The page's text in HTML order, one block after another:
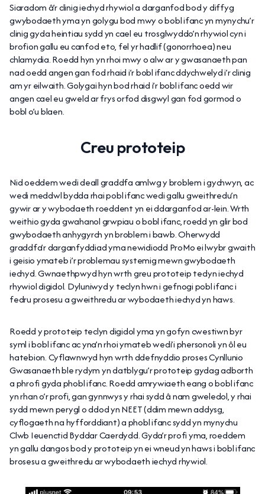
Siaradom â’r clinig iechyd rhywiol a darganfod bod y diffyg
gwybodaeth yma yn golygu bod mwy o bobl ifanc yn mynychu’r
clinig gyda heintiau sydd yn cael eu trosglwyddo’n rhywiol cyn i
brofion gallu eu canfod eto, fel yr hadlif (gonorrhoea) neu
chlamydia. Roedd hyn yn rhoi mwy o alw ar y gwasanaeth pan
nad oedd angen gan fod rhaid i’r bobl ifanc ddychwelyd i’r clinig
am yr eilwaith. Golygai hyn bod rhaid i’r bobl ifanc oedd wir
angen cael eu gweld ar frys orfod disgwyl gan fod gormod o
bobl o’u blaen.
Creu prototeip
Nid oeddem wedi deall graddfa amlwg y broblem i gychwyn, ac
wedi meddwl bydda rhai pobl ifanc wedi gallu gweithredu’n
gywir ar y wybodaeth roeddent yn ei ddarganfod ar-lein. Wrth
weithio gyda gwahanol grwpiau o bobl ifanc, roedd yn glir bod
gwybodaeth anhygyrch yn broblem i bawb. Oherwydd
graddfa’r darganfyddiad yma newidiodd ProMo ei lwybr gwaith
i geisio ymateb i’r problemau systemig mewn gwybodaeth
iechyd. Gwnaethpwyd hyn wrth greu prototeip teclyn iechyd
rhywiol digidol. Dyluniwyd y teclyn hwn i gefnogi pobl ifanc i
fedru prosesu a gweithredu ar wybodaeth iechyd yn haws.
Roedd y prototeip teclyn digidol yma yn gofyn cwestiwn byr
syml i bobl ifanc ac yna’n rhoi ymateb wedi’i phersonoli yn ôl eu
hatebion. Cyflawnwyd hyn wrth ddefnyddio proses Cynllunio
Gwasanaeth ble rydym yn datblygu’r prototeip gydag adborth
a phrofi gyda phobl ifanc. Roedd amrywiaeth eang o bobl ifanc
yn rhan o’r profi, gan gynnwys y rhai sydd â nam gweledol, y rhai
sydd mewn perygl o ddod yn NEET (ddim mewn addysg,
cyflogaeth na hyfforddiant) a phobl ifanc sydd yn mynychu
Clwb Ieuenctid Byddar Caerdydd. Gyda’r profi yma, roeddem
yn gallu dangos bod y prototeip yn ei wneud yn haws i bobl ifanc
brosesu a gweithredu ar wybodaeth iechyd rhywiol.